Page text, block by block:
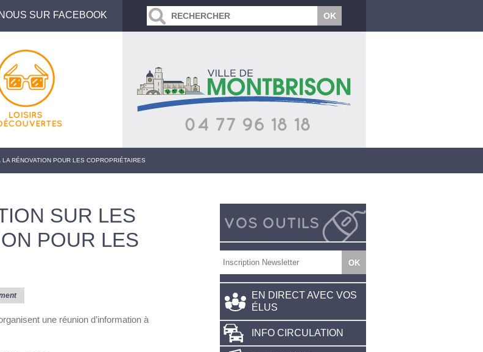
SUR FACEBOOK
RÉNOVATION POUR LES COPROPRIÉTAIRES
SUR LES
POUR LES
une réunion d’information à
EN DIRECT AVEC VOS
ÉLUS
INFO CIRCULATION